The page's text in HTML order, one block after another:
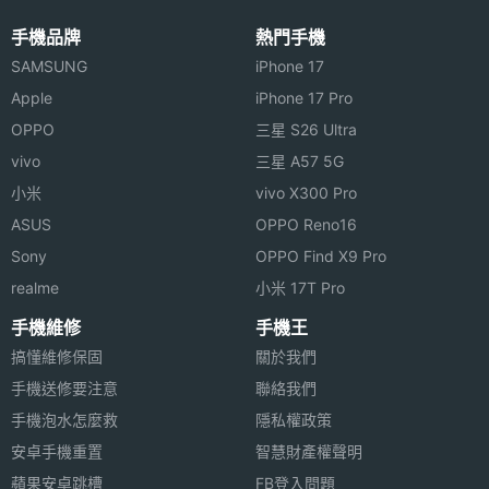
◎ 追蹤睡眠
◎ 支援藍牙 4.0 / microUSB 充電
Nike+ FuelBand SE 己於 2013 年 12 月 6 日在美國、
英國、加拿大、法國、德國和日本市場上市，以上規
格僅供參考，手機王隨時補充最新資料。
※本文為 SOGI 手機王版權所有，未經授權不得轉載使用※
手機品牌
SAMSUNG
Apple
OPPO
vivo
小米
ASUS
Sony
realme
熱門手機
iPhone 17
iPhone 17 Pro
三星 S26 Ultra
三星 A57 5G
vivo X300 Pro
OPPO Reno16
OPPO Find X9 Pro
小米 17T Pro
手機維修
搞懂維修保固
手機送修要注意
手機泡水怎麼救
安卓手機重置
蘋果安卓跳槽
手機王
關於我們
聯絡我們
隱私權政策
智慧財產權聲明
FB登入問題